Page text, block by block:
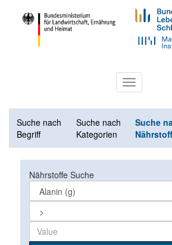
Toggle
navigation
Suche nach
Begriff
Suche nach
Kategorien
Suche
Nährstoff
Nährstoffe Suche